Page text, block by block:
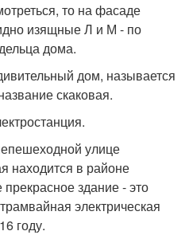
то на фасаде
изящные Л и М - по
дома.
дом, называется
скаковая.
улице
находится в районе
прекрасное здание - это
электрическая
году.